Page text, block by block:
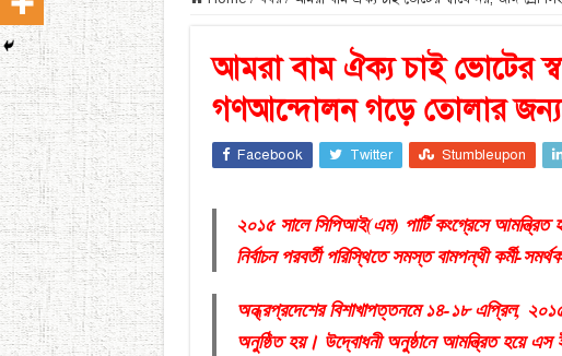
আমরা বাম ঐক্য চাই ভোটের
গণআন্দোলন গড়ে তোলার
Facebook Twitter Stumbleupon
২০১৫ সালে সিপিআই(এম) পার্টি কংগ্রেসে আমন্ত্রিত
নির্বাচন পরবর্তী পরিস্থিতে সমস্ত বামপন্থী কর্মী-
অন্ধ্রপ্রদেশের বিশাখাপত্তনমে ১৪-১৮ এপ্রিল,
অনুষ্ঠিত হয়। উদ্বোধনী অনুষ্ঠানে আমন্ত্রিত হয়ে